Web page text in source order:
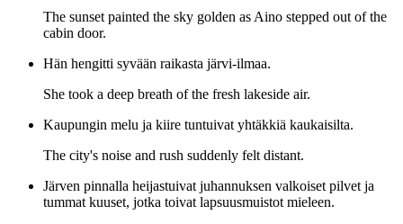
The sunset painted the sky golden as Aino stepped out of the
cabin door.
Hän hengitti syvään raikasta järvi-ilmaa.
She took a deep breath of the fresh lakeside air.
Kaupungin melu ja kiire tuntuivat yhtäkkiä kaukaisilta.
The city's noise and rush suddenly felt distant.
Järven pinnalla heijastuivat juhannuksen valkoiset pilvet ja
tummat kuuset, jotka toivat lapsuusmuistot mieleen.